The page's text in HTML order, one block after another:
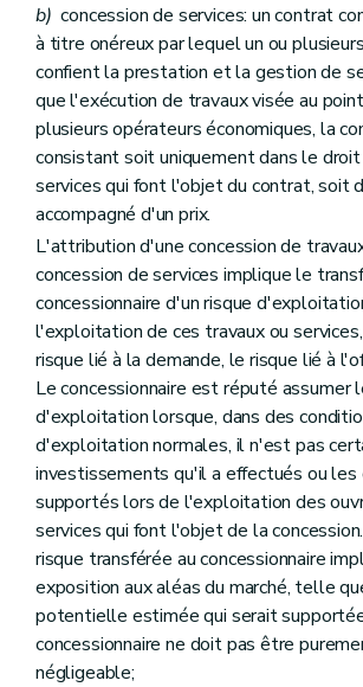
b) concession de services: un contrat
à titre onéreux par lequel un ou
confient la prestation et la gestion de
que l'exécution de travaux visée au
plusieurs opérateurs économiques, la
consistant soit uniquement dans le
services qui font l'objet du contrat, soit
accompagné d'un prix.
L'attribution d'une concession de
concession de services implique le
concessionnaire d'un risque
l'exploitation de ces travaux ou
risque lié à la demande, le risque lié à
Le concessionnaire est réputé assumer
d'exploitation lorsque, dans des
d'exploitation normales, il n'est pas
investissements qu'il a effectués ou les
supportés lors de l'exploitation des
services qui font l'objet de la
risque transférée au concessionnaire
exposition aux aléas du marché, telle
potentielle estimée qui serait
concessionnaire ne doit pas être
négligeable;